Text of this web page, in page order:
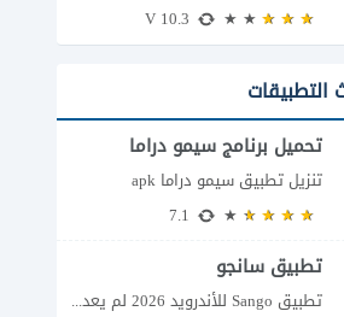
التطبيقات
تحميل برنامج سيمو دراما
للاندرويد
تنزيل تطبيق سيمو دراما apk
تطبيق سانجو
تطبيق Sango للأندرويد 2026 لم يعد تطبيق سانجو Sango مجرد مساحة لإرسال الرسائل أو...